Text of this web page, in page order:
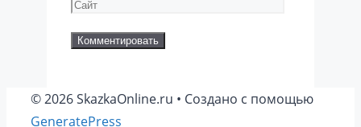
© 2026 SkazkaOnline.ru • Создано с помощью
GeneratePress